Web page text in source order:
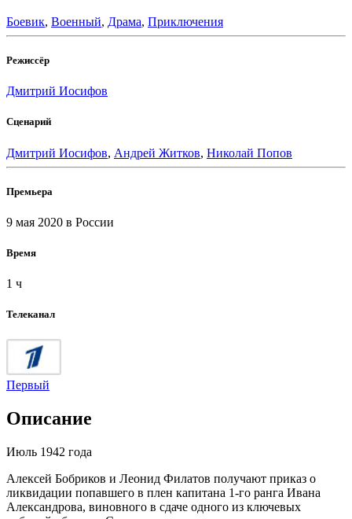
Боевик, Военный, Драма, Приключения
Режиссёр
Дмитрий Иосифов
Сценарий
Дмитрий Иосифов, Андрей Житков, Николай Попов
Премьера
9 мая 2020 в России
Время
1 ч
Телеканал
Первый
Описание
Июль 1942 года
Алексей Бобриков и Леонид Филатов получают приказ о
ликвидации попавшего в плен капитана 1-го ранга Ивана
Александрова, виновного в сдаче одного из ключевых